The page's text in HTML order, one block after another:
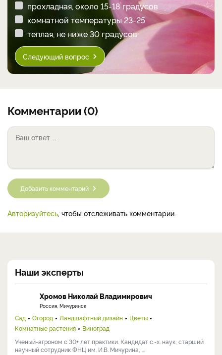
прохладная, около 15-18 градусов
комнатной температуры 23-25
теплая, не ниже 30 градусов
Следующий вопрос
Комментарии (0)
Добавить комментарий
Авторизуйтесь, чтобы отслеживать комментарии.
Наши эксперты
Хромов Николай Владимирович
Россия, Мичуринск
Сад Огород Ландшафтный дизайн
Цветы
Комнатные растения
Виноград
Ученый-агроном с 30+ лет практики. Кандидат с.-х. наук, старший
научный сотрудник ФНЦ им. И.В. Мичурина, ...